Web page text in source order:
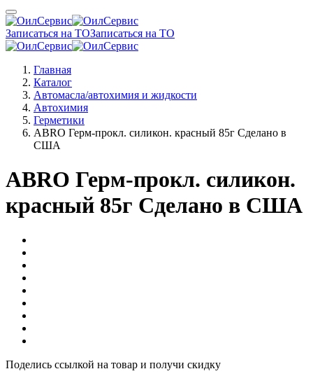
Записаться на ТОЗаписаться на ТО
Главная
Каталог
Автомасла/автохимия и жидкости
Автохимия
Герметики
ABRO Герм-прокл. силикон. красный 85г Сделано в
США
ABRO Герм-прокл. силикон.
красный 85г Сделано в США
Поделись ссылкой на товар и получи скидку